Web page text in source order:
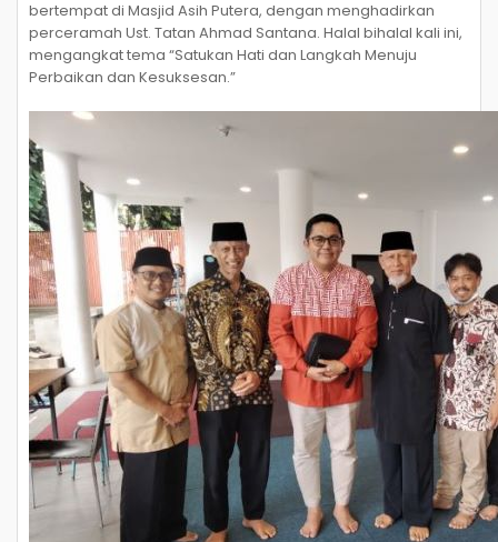
bertempat di Masjid Asih Putera, dengan menghadirkan
perceramah Ust. Tatan Ahmad Santana. Halal bihalal kali ini,
mengangkat tema “Satukan Hati dan Langkah Menuju
Perbaikan dan Kesuksesan.”